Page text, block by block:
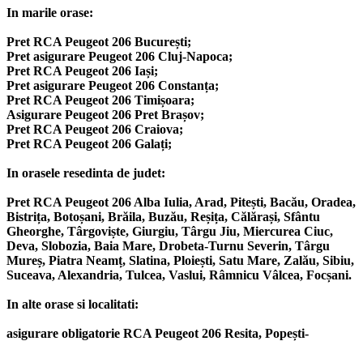
In marile orase:
Pret RCA Peugeot 206 București;
Pret asigurare Peugeot 206 Cluj-Napoca;
Pret RCA Peugeot 206 Iași;
Pret asigurare Peugeot 206 Constanța;
Pret RCA Peugeot 206 Timișoara;
Asigurare Peugeot 206 Pret Brașov;
Pret RCA Peugeot 206 Craiova;
Pret RCA Peugeot 206 Galați;
In orasele resedinta de judet:
Pret RCA Peugeot 206 Alba Iulia, Arad, Pitești, Bacău, Oradea,
Bistrița, Botoșani, Brăila, Buzău, Reșița, Călărași, Sfântu
Gheorghe, Târgoviște, Giurgiu, Târgu Jiu, Miercurea Ciuc,
Deva, Slobozia, Baia Mare, Drobeta-Turnu Severin, Târgu
Mureș, Piatra Neamț, Slatina, Ploiești, Satu Mare, Zalău, Sibiu,
Suceava, Alexandria, Tulcea, Vaslui, Râmnicu Vâlcea, Focșani.
In alte orase si localitati:
asigurare obligatorie RCA Peugeot 206 Resita, Popești-